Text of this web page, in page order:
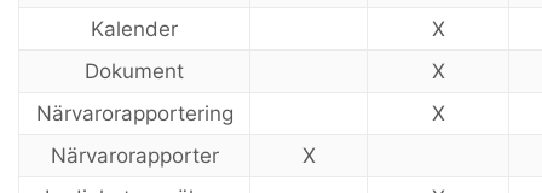
Kalender
X
Dokument
X
Närvarorapportering
X
Närvarorapporter
X